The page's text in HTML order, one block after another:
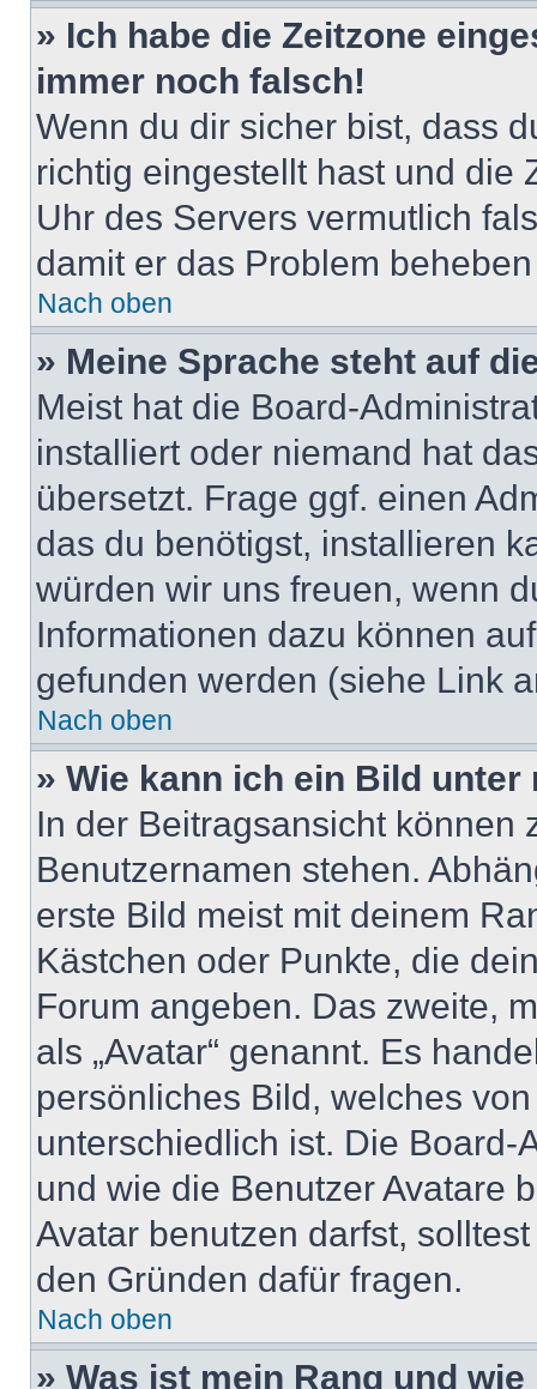
» Ich habe die Zeitzone
immer noch falsch!
Wenn du dir sicher bist, dass
richtig eingestellt hast und die
Uhr des Servers vermutlich
damit er das Problem
Nach oben
» Meine Sprache steht auf
Meist hat die Board-
installiert oder niemand hat
übersetzt. Frage ggf. einen
das du benötigst, installieren
würden wir uns freuen, wenn
Informationen dazu können
gefunden werden (siehe Link
Nach oben
» Wie kann ich ein Bild
In der Beitragsansicht können
Benutzernamen stehen.
erste Bild meist mit deinem
Kästchen oder Punkte, die
Forum angeben. Das zweite,
als „Avatar“ genannt. Es
persönliches Bild, welches
unterschiedlich ist. Die
und wie die Benutzer Avatare
Avatar benutzen darfst,
den Gründen dafür fragen.
Nach oben
» Was ist mein Rang und